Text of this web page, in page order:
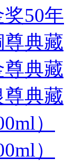
50年
尊典藏
尊典藏
尊典藏
）
）